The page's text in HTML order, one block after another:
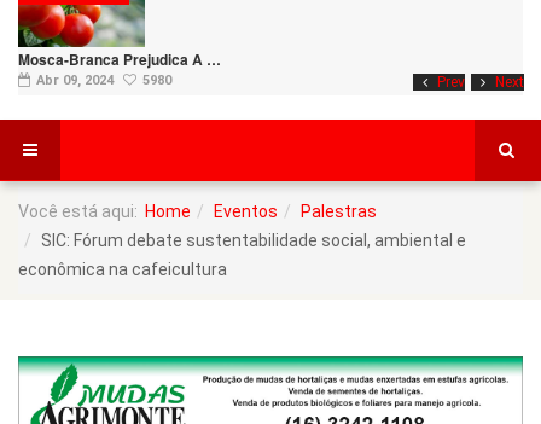
Prev Next
Mosca-Branca Prejudica A …
Abr 09, 2024 5980
Você está aqui: Home Eventos
Palestras
SIC: Fórum debate sustentabilidade social, ambiental e
econômica na cafeicultura